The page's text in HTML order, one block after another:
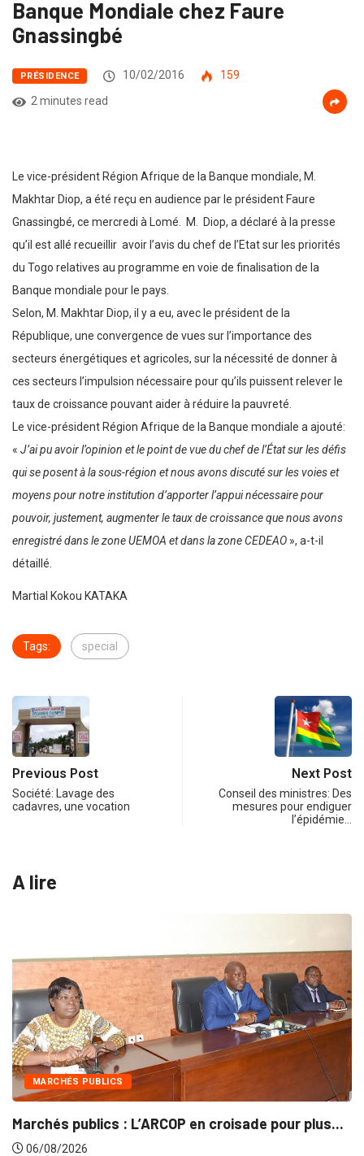
Banque Mondiale chez Faure
Gnassingbé
PRÉSIDENCE 10/02/2016
159
2 minutes read
Le vice-président Région Afrique de la Banque mondiale, M.
Makhtar Diop, a été reçu en audience par le président Faure
Gnassingbé, ce mercredi à Lomé. M. Diop, a déclaré à la presse
qu’il est allé recueillir avoir l’avis du chef de l’Etat sur les priorités
du Togo relatives au programme en voie de finalisation de la
Banque mondiale pour le pays.
Selon, M. Makhtar Diop, il y a eu, avec le président de la
République, une convergence de vues sur l’importance des
secteurs énergétiques et agricoles, sur la nécessité de donner à
ces secteurs l’impulsion nécessaire pour qu’ils puissent relever le
taux de croissance pouvant aider à réduire la pauvreté.
Le vice-président Région Afrique de la Banque mondiale a ajouté:
« J’ai pu avoir l’opinion et le point de vue du chef de l’État sur les défis
qui se posent à la sous-région et nous avons discuté sur les voies et
moyens pour notre institution d’apporter l’appui nécessaire pour
pouvoir, justement, augmenter le taux de croissance que nous avons
enregistré dans le zone UEMOA et dans la zone CEDEAO », a-t-il
détaillé.
Martial Kokou KATAKA
Tags: special
Previous Post
Société: Lavage des
cadavres, une vocation
Next Post
Conseil des ministres: Des
mesures pour endiguer
l’épidémie…
A lire
pour plus...
INTÉGRATION RÉGIONALE
Gestion concertée et durable